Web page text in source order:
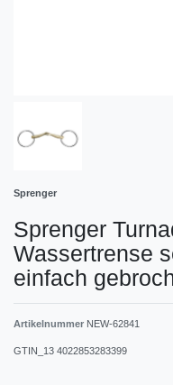
Sprenger
Sprenger
Wassertrense
einfach
Artikelnummer NEW-62841
GTIN_13 4022853283399